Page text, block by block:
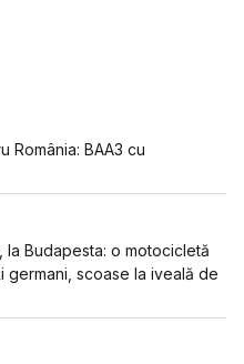
România: BAA3 cu
Budapesta: o motocicletă
germani, scoase la iveală de